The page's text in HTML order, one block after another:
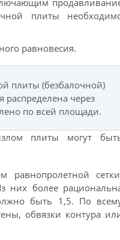
плиты
равновесия.
плиты (безбалочной)
распределена через
по всей площади.
плиты могут
равнопролетной
них более
быть 1,5. По
обвязки контура